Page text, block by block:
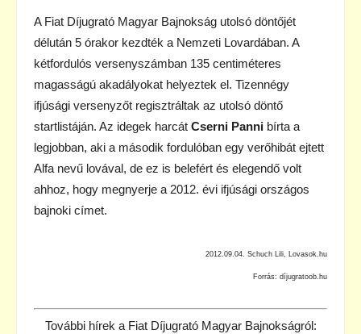
A Fiat Díjugrató Magyar Bajnokság utolsó döntőjét
délután 5 órakor kezdték a Nemzeti Lovardában. A
kétfordulós versenyszámban 135 centiméteres
magasságú akadályokat helyeztek el. Tizennégy
ifjúsági versenyzőt regisztráltak az utolsó döntő
startlistáján. Az idegek harcát Cserni Panni bírta a
legjobban, aki a második fordulóban egy verőhibát ejtett
Alfa nevű lovával, de ez is belefért és elegendő volt
ahhoz, hogy megnyerje a 2012. évi ifjúsági országos
bajnoki címet.
2012.09.04. Schuch Lili, Lovasok.hu
Forrás: díjugratoob.hu
További hírek a Fiat Díjugrató Magyar Bajnokságról: